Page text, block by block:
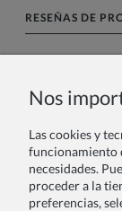
RESEÑAS DE
Tu reseña:
Nos
Las cookies y
funcionamiento
necesidades.
proceder a la
preferencias,